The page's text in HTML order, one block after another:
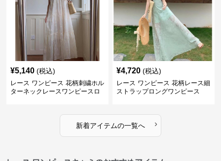
¥5,140 (税込)
レース ワンピース 花柄刺繍ホル
ターネックレースワンピースロ
¥4,720 (税込)
レース ワンピース 花柄レース細
ストラップロングワンピース
新着アイテムの一覧へ ›